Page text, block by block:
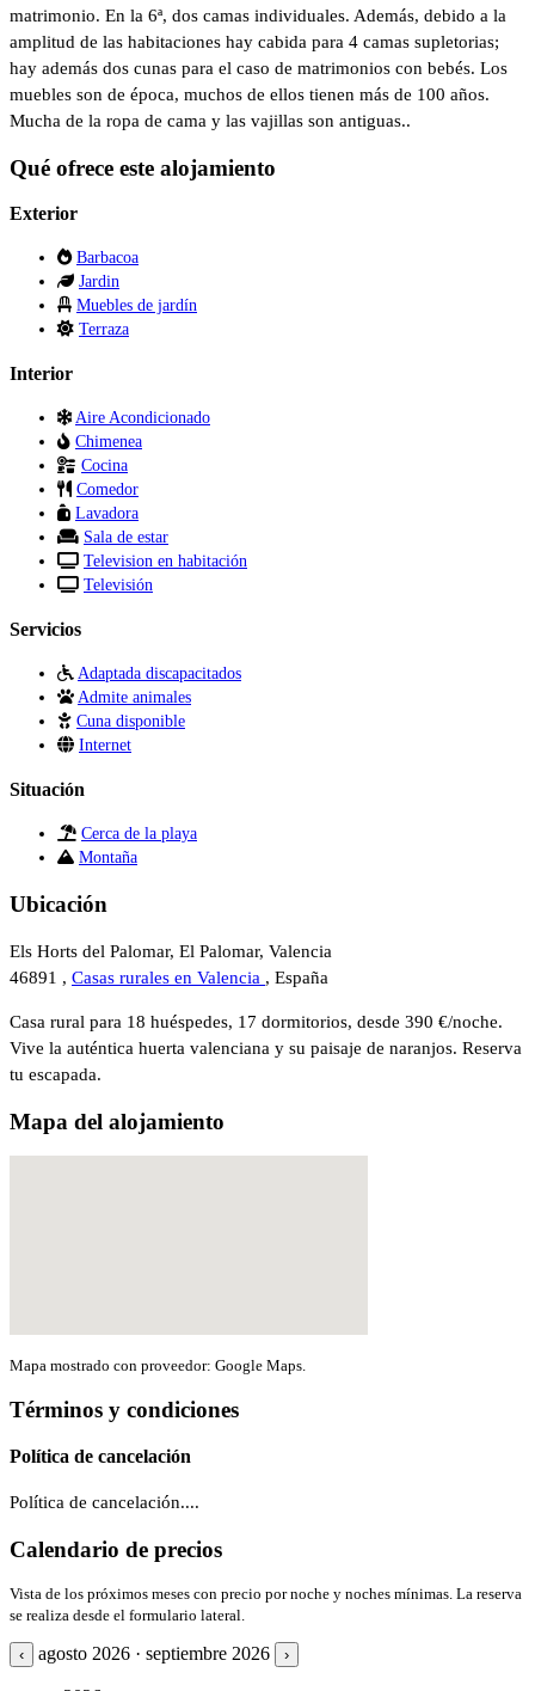
matrimonio. En la 6ª, dos camas individuales. Además, debido a la
amplitud de las habitaciones hay cabida para 4 camas supletorias;
hay además dos cunas para el caso de matrimonios con bebés. Los
muebles son de época, muchos de ellos tienen más de 100 años.
Mucha de la ropa de cama y las vajillas son antiguas..
Qué ofrece este alojamiento
Exterior
Barbacoa
Jardin
Muebles de jardín
Terraza
Interior
Aire Acondicionado
Chimenea
Cocina
Comedor
Lavadora
Sala de estar
Television en habitación
Televisión
Servicios
Adaptada discapacitados
Admite animales
Cuna disponible
Internet
Situación
Cerca de la playa
Montaña
Ubicación
Els Horts del Palomar, El Palomar, Valencia
46891 , Casas rurales en Valencia , España
Casa rural para 18 huéspedes, 17 dormitorios, desde 390 €/noche.
Vive la auténtica huerta valenciana y su paisaje de naranjos. Reserva
tu escapada.
Mapa del alojamiento
Mapa mostrado con proveedor: Google Maps.
Términos y condiciones
Política de cancelación
Política de cancelación....
Calendario de precios
Vista de los próximos meses con precio por noche y noches mínimas. La reserva
se realiza desde el formulario lateral.
‹ agosto 2026 · septiembre 2026 ›